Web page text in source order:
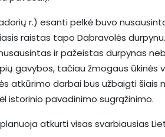
r.) esanti pelkė buvo
raistas tapo Dabravolės
ir pažeistas durpynas
gavybos, tačiau žmogaus ūkinės
atkūrimo darbai bus užbaigti
istorinio pavadinimo sugrąžinimo.
atkurti visas svarbiausias